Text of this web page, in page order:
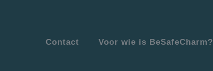
Contact Voor wie is BeSafeCharm?